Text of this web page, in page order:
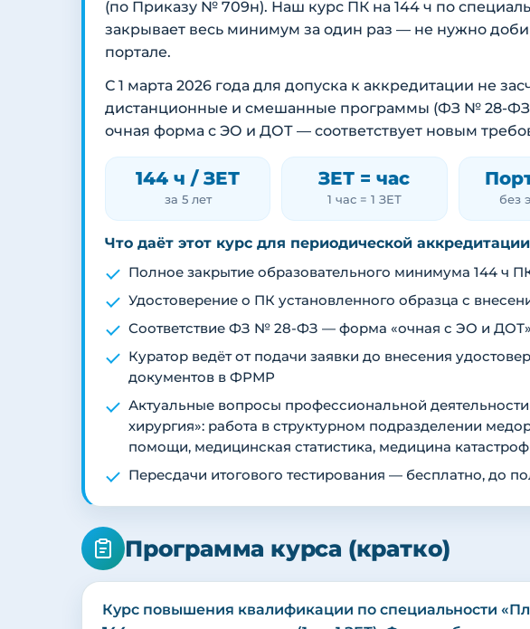
(по Приказу № 709н). Наш курс ПК на 144 ч по
закрывает весь минимум за один раз — не нужно
портале.
С 1 марта 2026 года для допуска к аккредитации не
дистанционные и смешанные программы (ФЗ № 28-ФЗ
очная форма с ЭО и ДОТ — соответствует новым
144 ч / ЗЕТ
за 5 лет
ЗЕТ = час
1 час = 1 ЗЕТ без
Что даёт этот курс для периодической
Полное закрытие образовательного минимума 144 ч
Удостоверение о ПК установленного образца с
Соответствие ФЗ № 28-ФЗ — форма «очная с ЭО и ДОТ»
Куратор ведёт от подачи заявки до внесения
документов в ФРМР
Актуальные вопросы профессиональной
хирургия»: работа в структурном подразделении
помощи, медицинская статистика, медицина катастроф
Пересдачи итогового тестирования — бесплатно, до
Программа курса (кратко)
Курс повышения квалификации по специальности